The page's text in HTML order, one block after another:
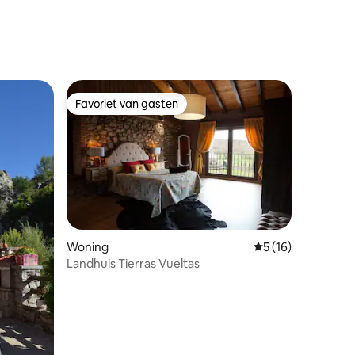
Favoriet van gasten
Favoriet van gasten
Woning Gemiddelde
5 (16)
Landhuis Tierras Vueltas